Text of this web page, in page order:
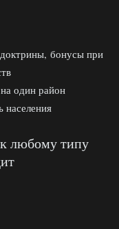
бонусы при
один район
населения
любому типу